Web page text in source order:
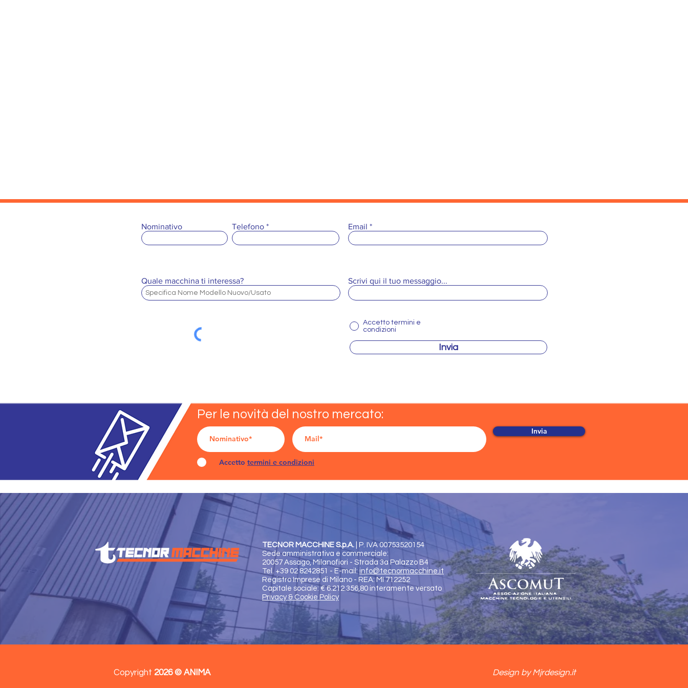
Nominativo Telefono
Quale macchina ti interessa?
Email
Scrivi qui il tuo messaggio...
Accetto termini e
condizioni
Invia
Per le novità del nostro mercato:
Invia
Accetto termini e condizioni
TECNOR MACCHINE S.p.A.
P. IVA 00753520154
Sede amministrativa e commerciale:
20057 Assago, Milanofiori - Strada 3a Palazzo B4
Tel. +39 02 8242851 - E-mail: info@tecnormacchine.it
Registro Imprese di Milano - REA: MI 712252
Capitale sociale: € 6.212.356,80 interamente versato
Privacy & Cookie Policy
Copyright 2026 © ANIMA Design by Mjrdesign.it